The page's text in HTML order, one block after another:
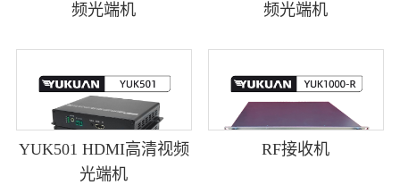
频光端机
频光端机
YUK501 HDMI高清视频
光端机
RF接收机